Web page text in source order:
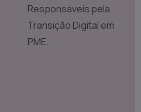
Responsáveis pela
Transição Digital em
PME.